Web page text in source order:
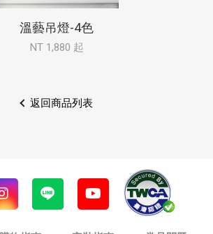
溫藝吊燈-4色
NT 1,880 起
返回商品列表